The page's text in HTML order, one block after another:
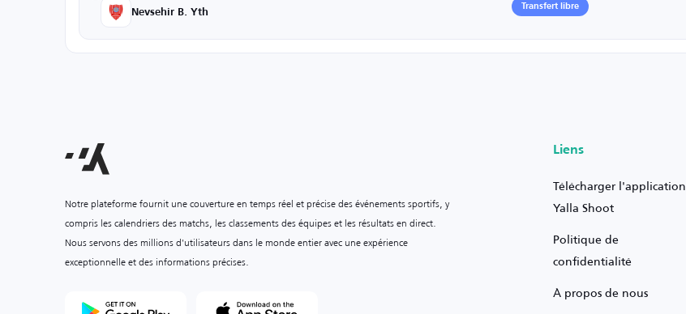
Nevsehir B. Yth
Transfert libre
Notre plateforme fournit une couverture en temps réel et précise des événements sportifs, y
compris les calendriers des matchs, les classements des équipes et les résultats en direct.
Nous servons des millions d'utilisateurs dans le monde entier avec une expérience
exceptionnelle et des informations précises.
Liens
Télécharger l'application
Yalla Shoot
Politique de
confidentialité
À propos de nous